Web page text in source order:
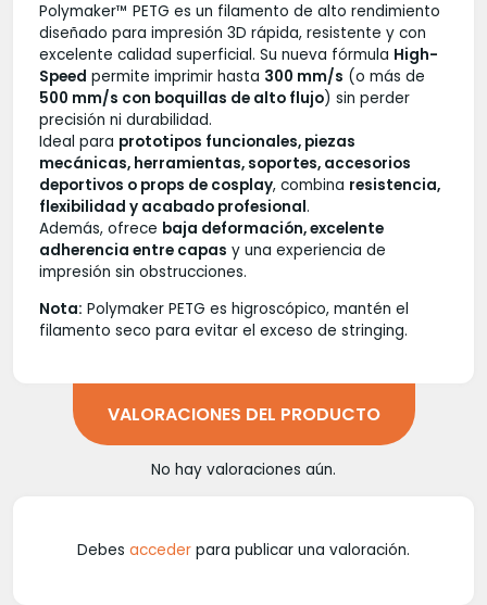
Polymaker™ PETG es un filamento de alto rendimiento
diseñado para impresión 3D rápida, resistente y con
excelente calidad superficial. Su nueva fórmula High-
Speed permite imprimir hasta 300 mm/s (o más de
500 mm/s con boquillas de alto flujo) sin perder
precisión ni durabilidad.
Ideal para prototipos funcionales, piezas
mecánicas, herramientas, soportes, accesorios
deportivos o props de cosplay, combina resistencia,
flexibilidad y acabado profesional.
Además, ofrece baja deformación, excelente
adherencia entre capas y una experiencia de
impresión sin obstrucciones.
Nota: Polymaker PETG es higroscópico, mantén el
filamento seco para evitar el exceso de stringing.
VALORACIONES DEL PRODUCTO
No hay valoraciones aún.
Debes acceder para publicar una valoración.